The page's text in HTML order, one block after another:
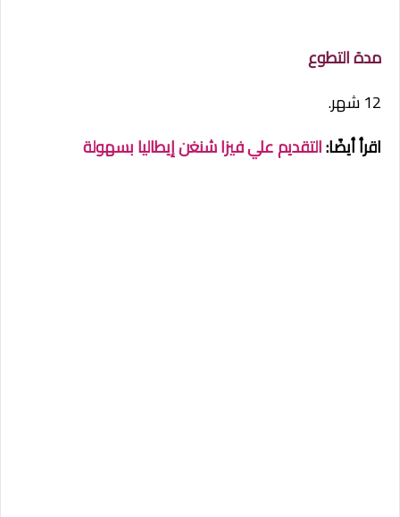
مدة التطوع
12 شهر.
اقرأ أيضًا:التقديم علي فيزا شنغن إيطاليا بسهولة